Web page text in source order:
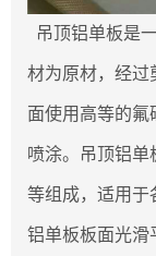
吊顶铝单板是
材为原材，经过
面使用高等的氟
喷涂。吊顶铝单
等组成，适用于
铝单板板面光滑